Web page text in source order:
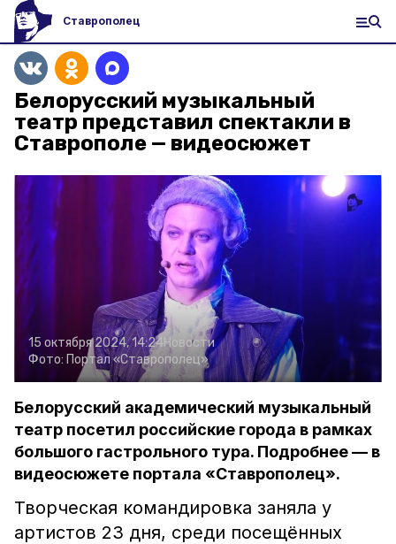
Ставрополец
Белорусский музыкальный
театр представил спектакли в
Ставрополе — видеосюжет
15 октября 2024, 14:24Новости
Фото: Портал «Ставрополец»
Белорусский академический музыкальный
театр посетил российские города в рамках
большого гастрольного тура. Подробнее — в
видеосюжете портала «Ставрополец».
Творческая командировка заняла у
артистов 23 дня, среди посещённых